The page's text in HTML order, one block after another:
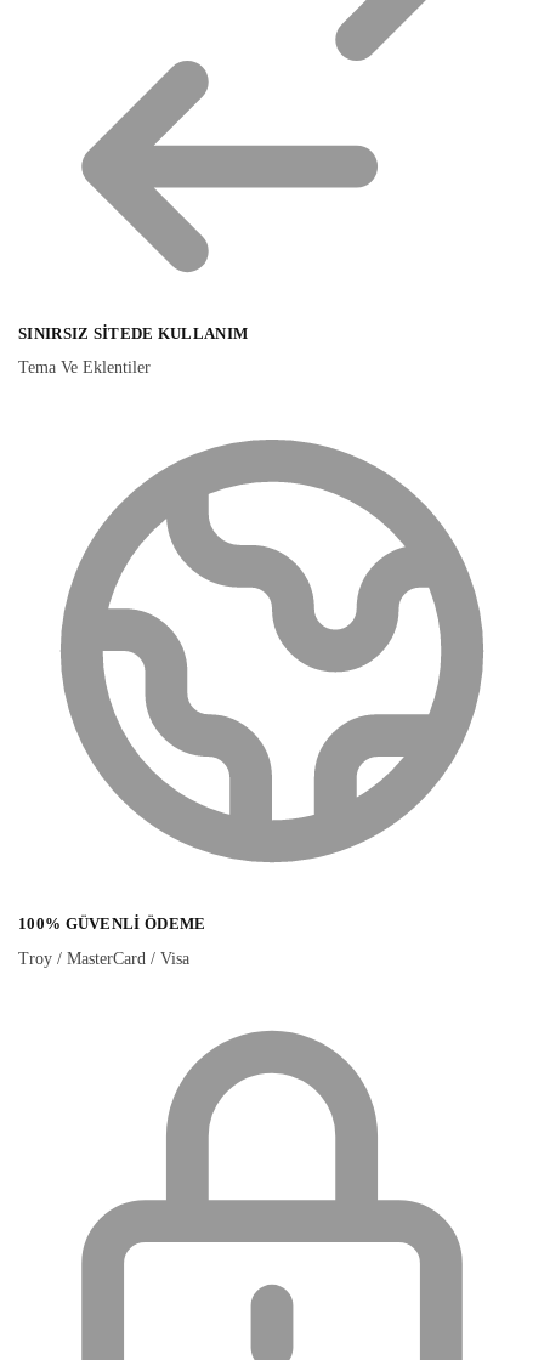
SINIRSIZ SITEDE KULLANIM
Tema Ve Eklentiler
100% GÜVENLI ÖDEME
Troy / MasterCard / Visa